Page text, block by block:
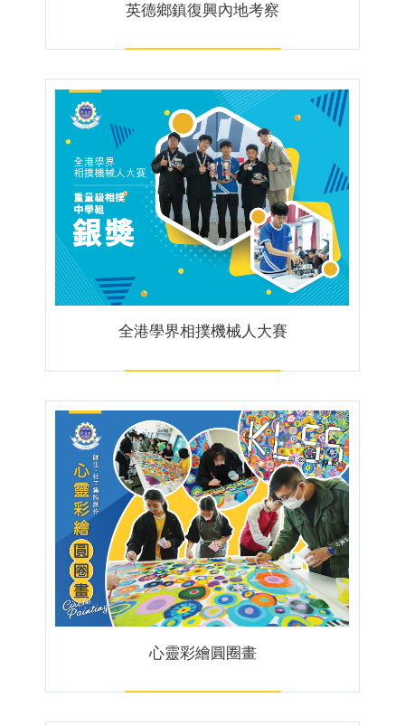
英德鄉鎮復興內地考察
全港學界相撲機械人大賽
心靈彩繪圓圈畫